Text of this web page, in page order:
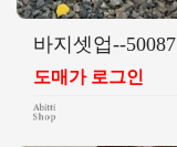
바지셋업--50087
도매가 로그인